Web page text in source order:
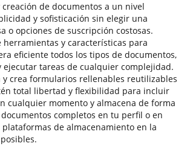
creación de documentos a un nivel
y sofisticación sin elegir una
o opciones de suscripción costosas.
herramientas y características para
eficiente todos los tipos de documentos,
ejecutar tareas de cualquier complejidad.
y crea formularios rellenables reutilizables
total libertad y flexibilidad para incluir
cualquier momento y almacena de forma
completos en tu perfil o en
de almacenamiento en la